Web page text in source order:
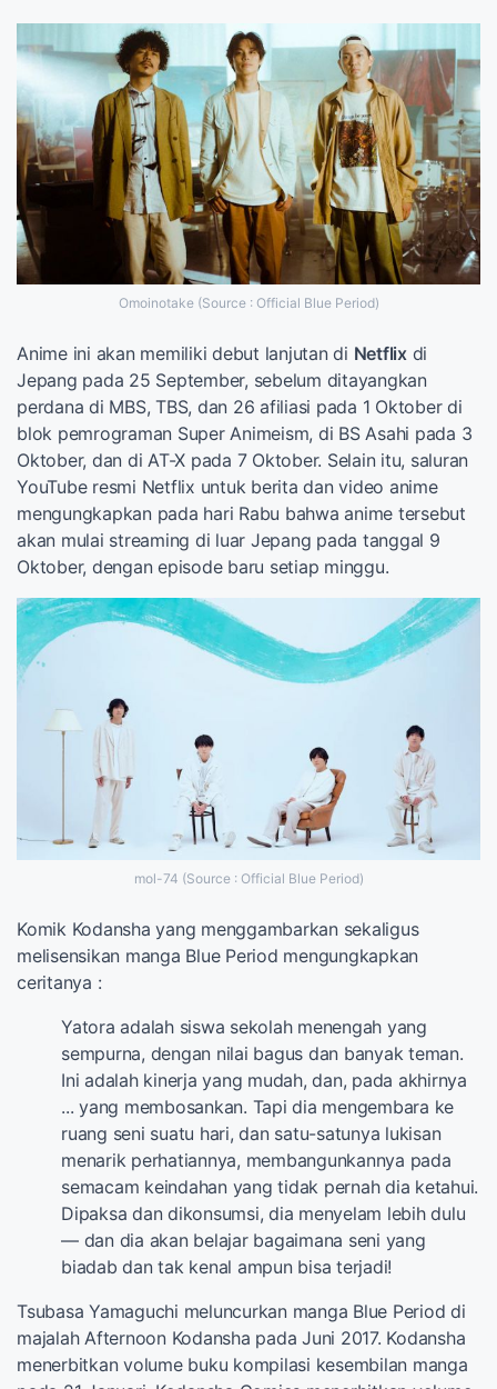
Omoinotake (Source : Official Blue Period)
Anime ini akan memiliki debut lanjutan di Netflixdi
Jepang pada 25 September, sebelum ditayangkan
perdana di MBS, TBS, dan 26 afiliasi pada 1 Oktober di
blok pemrograman Super Animeism, di BS Asahi pada 3
Oktober, dan di AT-X pada 7 Oktober. Selain itu, saluran
YouTube resmi Netflix untuk berita dan video anime
mengungkapkan pada hari Rabu bahwa anime tersebut
akan mulai streaming di luar Jepang pada tanggal 9
Oktober, dengan episode baru setiap minggu.
mol-74 (Source : Official Blue Period)
Komik Kodansha yang menggambarkan sekaligus
melisensikan manga Blue Period mengungkapkan
ceritanya :
Yatora adalah siswa sekolah menengah yang
sempurna, dengan nilai bagus dan banyak teman.
Ini adalah kinerja yang mudah, dan, pada akhirnya
... yang membosankan. Tapi dia mengembara ke
ruang seni suatu hari, dan satu-satunya lukisan
menarik perhatiannya, membangunkannya pada
semacam keindahan yang tidak pernah dia ketahui.
Dipaksa dan dikonsumsi, dia menyelam lebih dulu
— dan dia akan belajar bagaimana seni yang
biadab dan tak kenal ampun bisa terjadi!
Tsubasa Yamaguchi meluncurkan manga Blue Period di
majalah Afternoon Kodansha pada Juni 2017. Kodansha
menerbitkan volume buku kompilasi kesembilan manga